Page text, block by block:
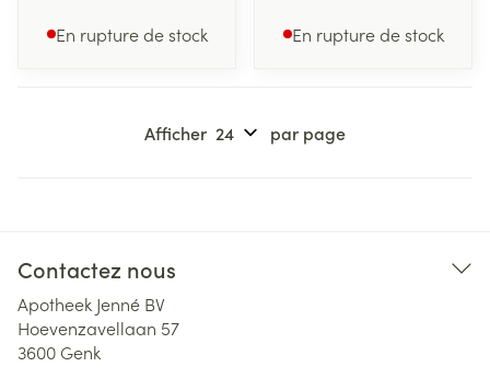
En rupture de stock En rupture de stock
Afficher par page
Contactez nous
Apotheek Jenné BV
Hoevenzavellaan 57
3600 Genk